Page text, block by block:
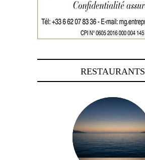
RESTAURANTS